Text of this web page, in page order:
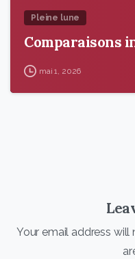
Pleine lune
Comparaisons
mai 1, 2026
Your email address will